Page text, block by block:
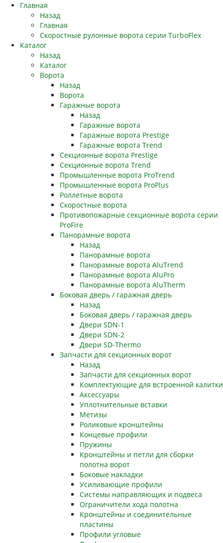
Главная
Назад
Главная
Скоростные рулонные ворота серии TurboFlex
Каталог
Назад
Каталог
Ворота
Назад
Ворота
Гаражные ворота
Назад
Гаражные ворота
Гаражные ворота Prestige
Гаражные ворота Trend
Секционные ворота Prestige
Секционные ворота Trend
Промышленные ворота ProTrend
Промышленные ворота ProPlus
Роллетные ворота
Скоростные ворота
Противопожарные секционные ворота серии
ProFire
Панорамные ворота
Назад
Панорамные ворота
Панорамные ворота AluTrend
Панорамные ворота AluPro
Панорамные ворота AluTherm
Боковая дверь / гаражная дверь
Назад
Боковая дверь / гаражная дверь
Двери SDN-1
Двери SDN-2
Двери SD-Thermo
Запчасти для секционных ворот
Назад
Запчасти для секционных ворот
Комплектующие для встроенной калитки
Аксессуары
Уплотнительные вставки
Метизы
Роликовые кронштейны
Концевые профили
Пружины
Кронштейны и петли для сборки
полотна ворот
Боковые накладки
Усиливающие профили
Системы направляющих и подвеса
Ограничители хода полотна
Кронштейны и соединительные
пластины
Профили угловые